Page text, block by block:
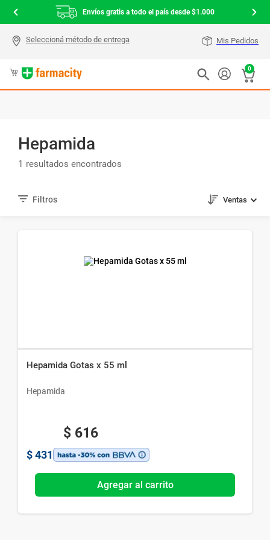
Envíos gratis a todo el país desde $1.000
Mis Pedidos
0
Hepamida
1
Ventas
Hepamida Gotas x 55 ml
Hepamida
$ 616
$ 431
Agregar al carrito